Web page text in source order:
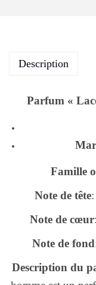
Description
Parfum «
Famille
Note de tête:
Note de cœur
Note de fond
Description du